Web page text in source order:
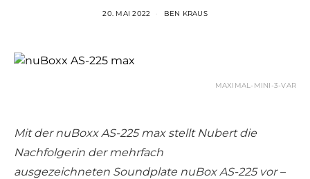
20. MAI 2022 BEN KRAUS
MAXIMAL-MINI-3-VAR
Mit der nuBoxx AS-225 max stellt Nubert die
Nachfolgerin der mehrfach
ausgezeichneten Soundplate nuBox AS-225 vor –